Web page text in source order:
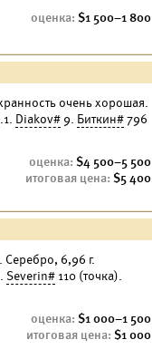
1 500–1 800
очень хорошая.
Diakov# 9. Биткин#796
4 500–5 500
5 400
Серебро, 6,96 г.
Severin# 110 (точка).
1 000–1 500
1 000